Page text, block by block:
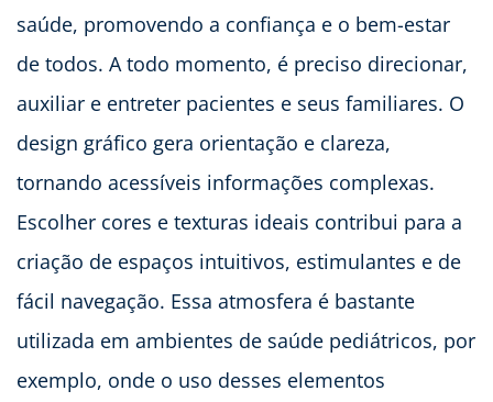
saúde, promovendo a confiança e o bem-estar
de todos. A todo momento, é preciso direcionar,
auxiliar e entreter pacientes e seus familiares. O
design gráfico gera orientação e clareza,
tornando acessíveis informações complexas.
Escolher cores e texturas ideais contribui para a
criação de espaços intuitivos, estimulantes e de
fácil navegação. Essa atmosfera é bastante
utilizada em ambientes de saúde pediátricos, por
exemplo, onde o uso desses elementos